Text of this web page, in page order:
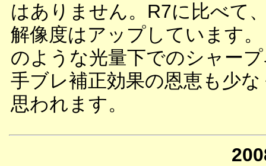
はありません。R7に比べて
解像度はアップしています
のような光量下でのシャー
手ブレ補正効果の恩恵も少
思われます。